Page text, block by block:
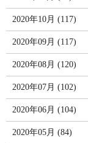
2020年10月 (117)
2020年09月 (117)
2020年08月 (120)
2020年07月 (102)
2020年06月 (104)
2020年05月 (84)